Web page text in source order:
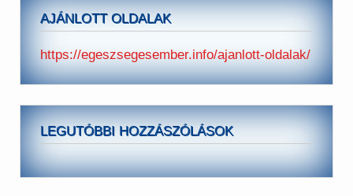
AJÁNLOTT OLDALAK
https://egeszsegesember.info/ajanlott-oldalak/
LEGUTÓBBI HOZZÁSZÓLÁSOK